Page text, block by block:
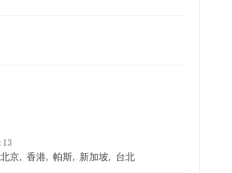
北京, 香港, 帕斯, 新加坡, 台北